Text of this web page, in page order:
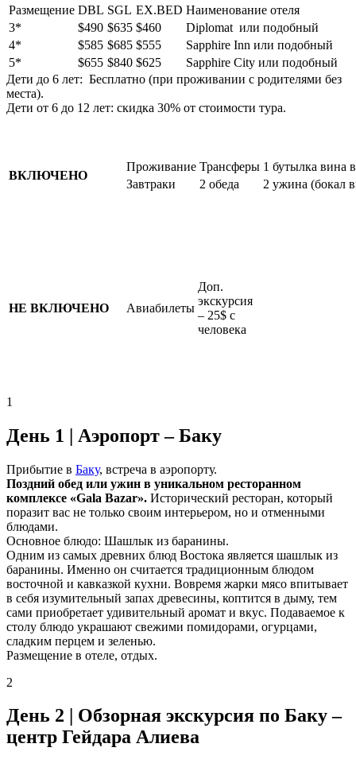
Размещение DBL SGL EX.BED Наиме­но­ва­ние отеля
3*
$490 $635 $460
Diplomat или подобный
4*
$585 $685 $555
Sapphire Inn или подобный
5*
$655 $840 $625
Sapphire City или подобный
Дети до 6 лет: Бесплатно (при проживании с родителями без
места).
Дети от 6 до 12 лет: скидка 30% от стоимости тура.
ВКЛЮЧЕНО
Проживание Трансферы 1 бутылка вина
Завтраки
2 обеда 2 ужина (бокал
НЕ ВКЛЮЧЕНО Авиабилеты
Доп.
экскурсия
– 25$ с
человека
1
День 1 | Аэропорт – Баку
Прибытие в Баку, встреча в аэропорту.
Поздний обед или ужин в уникальном ресторанном
комплексе «Gala Bazar». Исторический ресторан, который
поразит вас не только своим интерьером, но и отменными
блюдами.
Основное блюдо: Шашлык из баранины.
Одним из самых древних блюд Востока является шашлык из
баранины. Именно он считается традиционным блюдом
восточной и кавказкой кухни. Вовремя жарки мясо впитывает
в себя изумительный запах древесины, коптится в дыму, тем
сами приобретает удивительный аромат и вкус. Подаваемое к
столу блюдо украшают свежими помидорами, огурцами,
сладким перцем и зеленью.
Размещение в отеле, отдых.
2
День 2 | Обзорная экскурсия по Баку –
центр Гейдара Алиева